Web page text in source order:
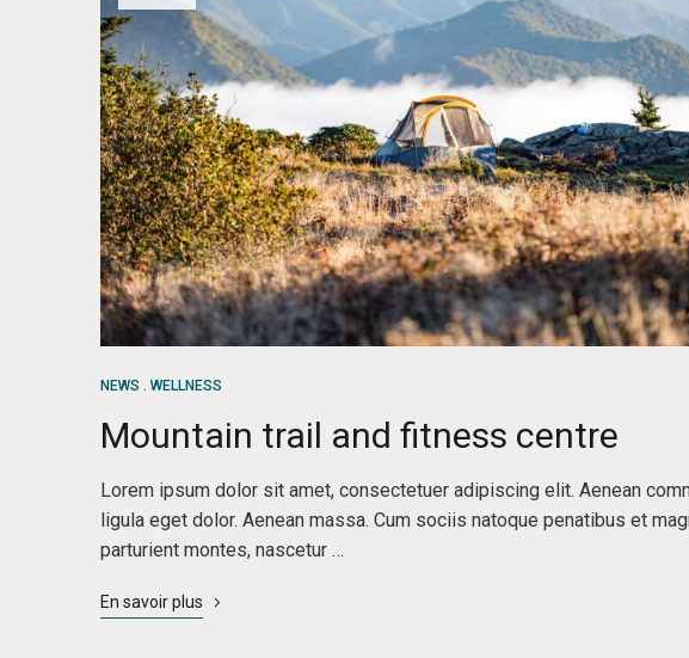
NEWS WELLNESS
Mountain trail and fitness centre
Lorem ipsum dolor sit amet, consectetuer adipiscing elit. Aenean
ligula eget dolor. Aenean massa. Cum sociis natoque penatibus et
parturient montes, nascetur …
En savoir plus